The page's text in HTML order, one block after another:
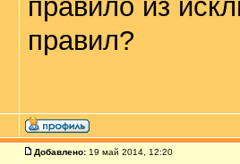
правило из
правил?
Добавлено: 19 май 2014, 12:20